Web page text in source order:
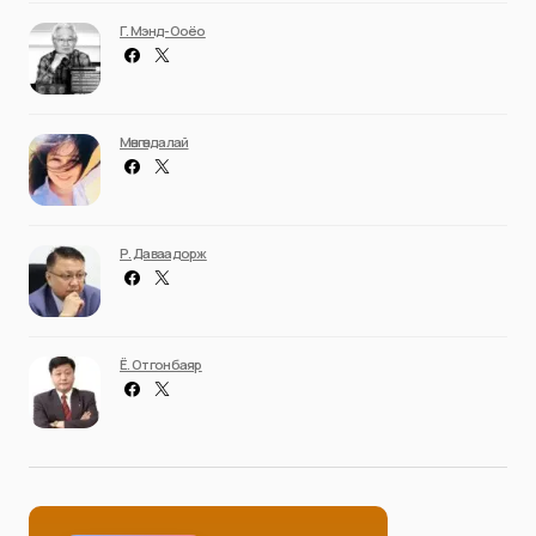
Г. Мэнд-Ооёо
Мөнгөндалай
Р. Даваадорж
Ё. Отгонбаяр